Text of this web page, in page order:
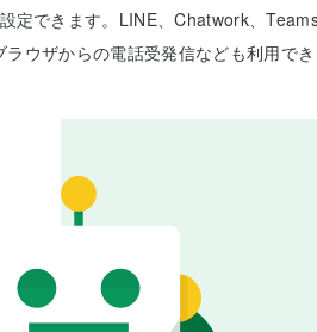
定できます。LINE、Chatwork、
ウザからの電話受発信なども利用で